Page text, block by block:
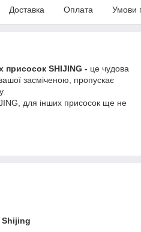
Доставка Оплата Умови
присосок SHIJING - це чудова
засміченою, пропускає
для інших присосок ще не
Shijing